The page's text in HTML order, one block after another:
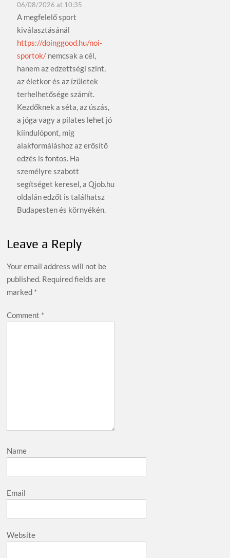
06/08/2026 at 10:35
A megfelelő sport
kiválasztásánál
https://doinggood.hu/noi-
sportok/ nemcsak a cél,
hanem az edzettségi szint,
az életkor és az ízületek
terhelhetősége számít.
Kezdőknek a séta, az úszás,
a jóga vagy a pilates lehet jó
kiindulópont, míg
alakformáláshoz az erősítő
edzés is fontos. Ha
személyre szabott
segítséget keresel, a Qjob.hu
oldalán edzőt is találhatsz
Budapesten és környékén.
Leave a Reply
Your email address will not be
published. Required fields are
marked *
Comment *
Name
Email
Website